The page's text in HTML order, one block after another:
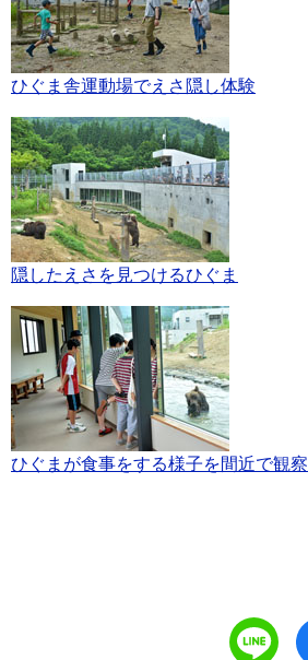
ひぐま舎運動場でえさ隠し体験
隠したえさを見つけるひぐま
ひぐまが食事をする様子を間近で観察